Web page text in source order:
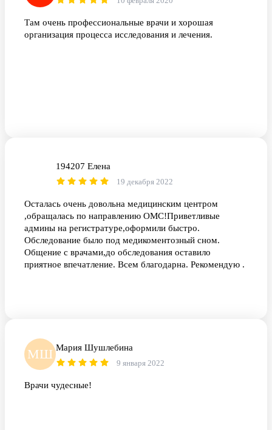
Там очень профессиональные врачи и хорошая
организация процесса исследования и лечения.
194207 Елена
19 декабря 2022
Осталась очень довольна медицинским центром
,обращалась по направлению ОМС!Приветливые
админы на регистратуре,оформили быстро.
Обследование было под медикоментозный сном.
Общение с врачами,до обследования оставило
приятное впечатление. Всем благодарна. Рекомендую .
МШ Мария Шушлебина
9 января 2022
Врачи чудесные!